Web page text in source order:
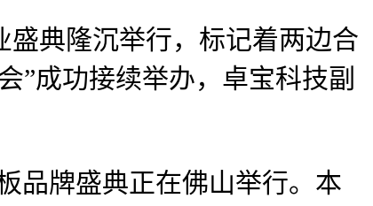
典隆沉举行，标记着两边合
”成功接续举办，卓宝科技副
品牌盛典正在佛山举行。本